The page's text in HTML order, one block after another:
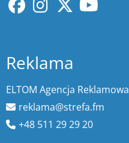
Reklama
ELTOM Agencja Reklamowa
reklama@strefa.fm
+48 511 29 29 20